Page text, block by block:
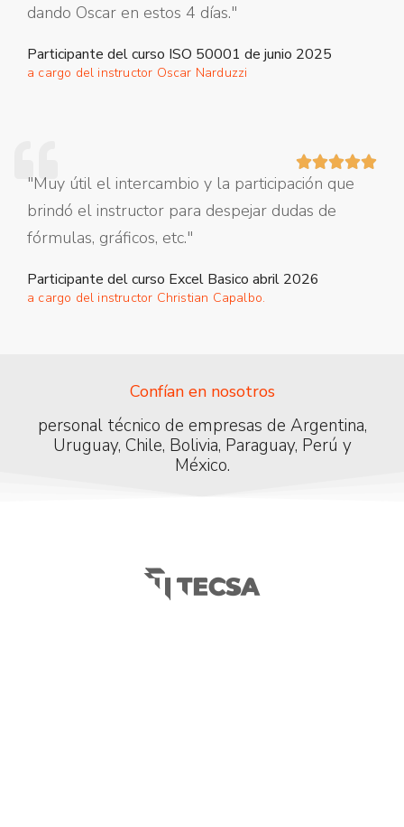
dando Oscar en estos 4 días."
Participante del curso ISO 50001 de junio 2025
a cargo del instructor Oscar Narduzzi

"Muy útil el intercambio y la participación que
brindó el instructor para despejar dudas de
fórmulas, gráficos, etc."
Participante del curso Excel Basico abril 2026
a cargo del instructor Christian Capalbo.
Confían en nosotros
personal técnico de empresas de Argentina,
Uruguay, Chile, Bolivia, Paraguay, Perú y
México.